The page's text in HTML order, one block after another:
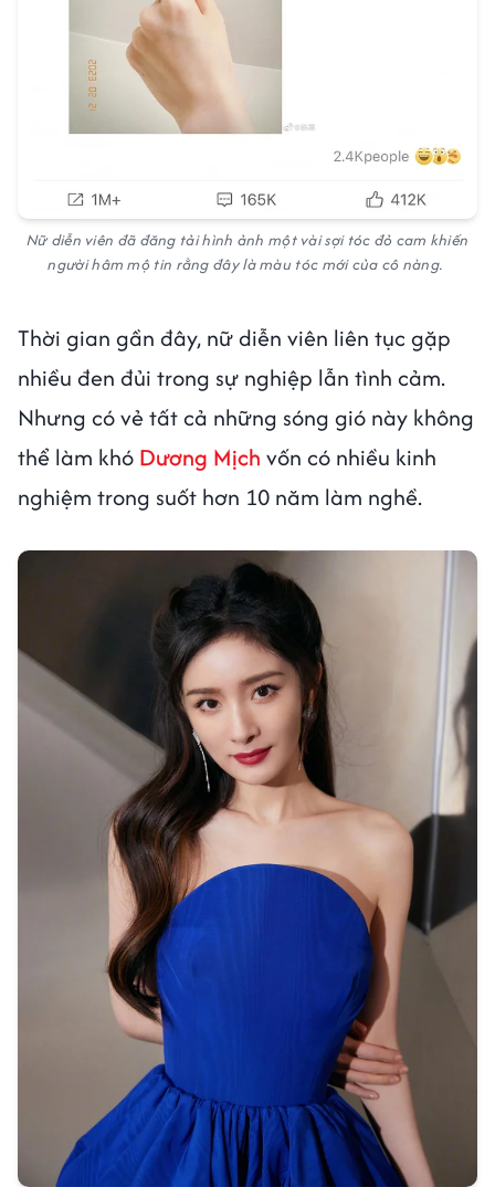
Nữ diễn viên đã đăng tải hình ảnh một vài sợi tóc đỏ cam khiến
người hâm mộ tin rằng đây là màu tóc mới của cô nàng.
Thời gian gần đây, nữ diễn viên liên tục gặp
nhiều đen đủi trong sự nghiệp lẫn tình cảm.
Nhưng có vẻ tất cả những sóng gió này không
thể làm khó Dương Mịch vốn có nhiều kinh
nghiệm trong suốt hơn 10 năm làm nghề.